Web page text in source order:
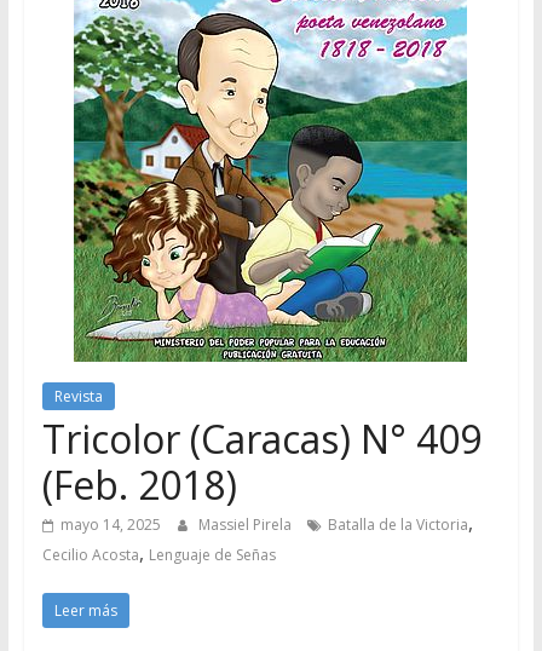
Revista
Tricolor (Caracas) N° 409
(Feb. 2018)
mayo 14, 2025 Massiel Pirela Batalla de la Victoria,
Cecilio Acosta, Lenguaje de Señas
Leer más